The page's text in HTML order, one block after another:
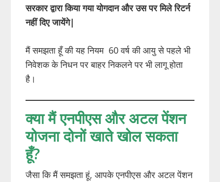
सरकार द्वारा किया गया योगदान और उस पर मिले रिटर्न
नहीं दिए जायेंगे|
मैं समझता हूँ की यह नियम 60 वर्ष की आयु से पहले भी
निवेशक के निधन पर बाहर निकलने पर भी लागू होता
है।
क्या मैं एनपीएस और अटल पेंशन
योजना दोनों खाते खोल सकता
हूँ?
जैसा कि मैं समझता हूं, आपके एनपीएस और अटल पेंशन